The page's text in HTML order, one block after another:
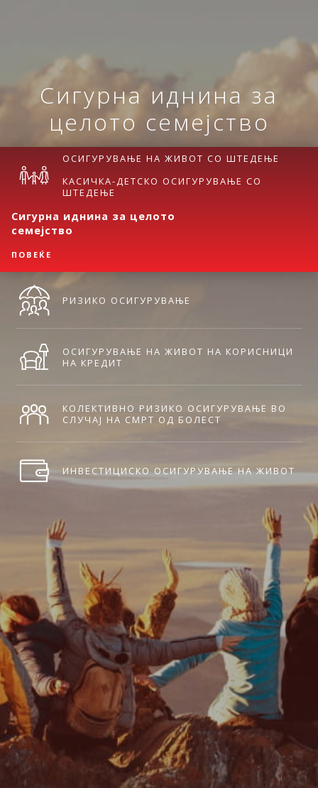
Сигурна иднина за
целото семејство
ОСИГУРУВАЊЕ НА ЖИВОТ СО ШТЕДЕЊЕ
КАСИЧКА-ДЕТСКО ОСИГУРУВАЊЕ СО
ШТЕДЕЊЕ
Сигурна иднина за целото
семејство
ПОВЕЌЕ
РИЗИКО ОСИГУРУВАЊЕ
ОСИГУРУВАЊЕ НА ЖИВОТ НА КОРИСНИЦИ
НА КРЕДИТ
КОЛЕКТИВНО РИЗИКО ОСИГУРУВАЊЕ ВО
СЛУЧАЈ НА СМРТ ОД БОЛЕСТ
ИНВЕСТИЦИСКО ОСИГУРУВАЊЕ НА ЖИВОТ